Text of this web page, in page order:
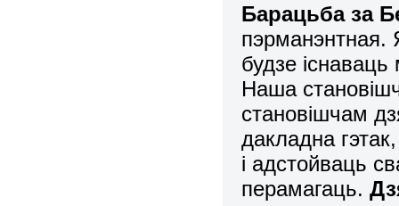
Барацьба за
пэрманэнтная.
будзе
Наша
становішчам
дакладна
і адстойваць
перамагаць.